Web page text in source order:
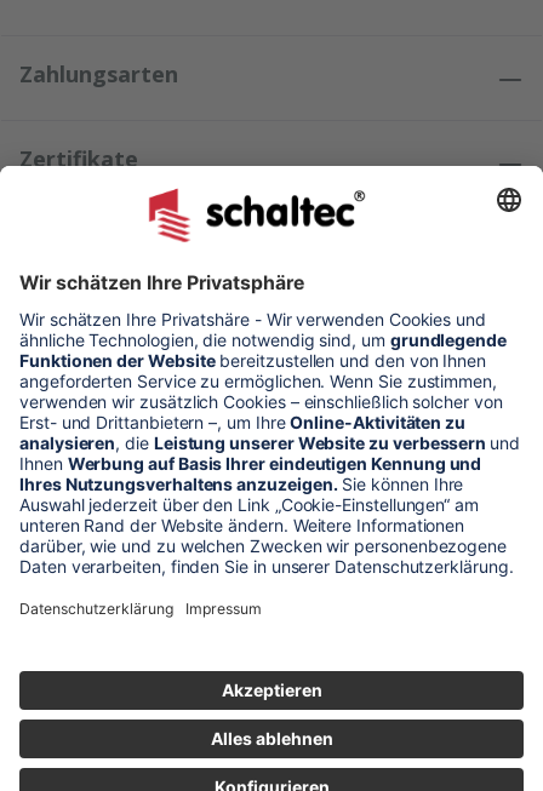
Zahlungsarten
Zertifikate
Kundenmeinungen
* Alle Preise verstehen sich zzgl. Mehrwertsteuer und Versandkosten
Unser Shop-Angebot richtet sich nur an gewerbliche
** LP = Listenneupreis (netto) des Herstellers
Mitarbeitern bearbeitet. Sie erhalten in jedem Fall ein Angebot bzw.
eine Auftragsbestätigung.
Produktabbildungen von Gebrauchtartikeln entsprechen nicht immer
der vorrätigen Ware - sie können ähnliche Produkte zeigen.